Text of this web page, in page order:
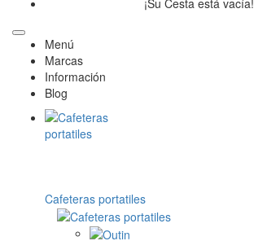
Menú
Marcas
Información
Blog
Cafeteras portatiles